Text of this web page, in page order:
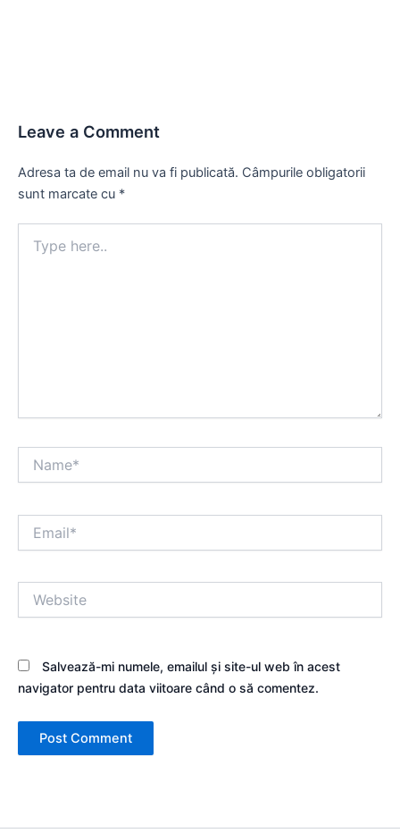
Leave a Comment
Adresa ta de email nu va fi publicată. Câmpurile obligatorii
sunt marcate cu *
here..
Salvează-mi numele, emailul și site-ul web în acest
navigator pentru data viitoare când o să comentez.